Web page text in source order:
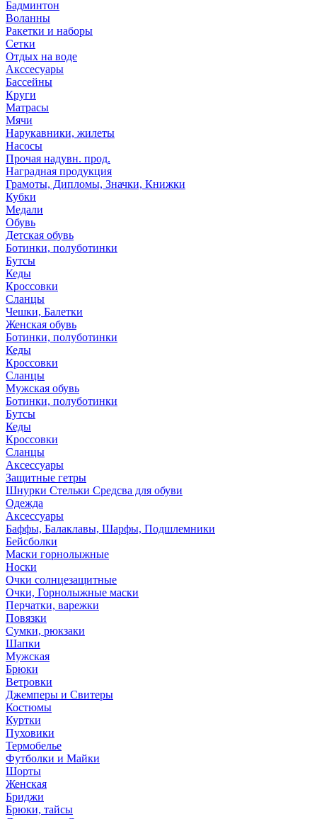
Бадминтон
Воланны
Ракетки и наборы
Сетки
Отдых на воде
Акссесуары
Бассейны
Круги
Матрасы
Мячи
Нарукавники, жилеты
Насосы
Прочая надувн. прод.
Наградная продукция
Грамоты, Дипломы, Значки, Книжки
Кубки
Медали
Обувь
Детская обувь
Ботинки, полуботинки
Бутсы
Кеды
Кроссовки
Сланцы
Чешки, Балетки
Женская обувь
Ботинки, полуботинки
Кеды
Кроссовки
Сланцы
Мужская обувь
Ботинки, полуботинки
Бутсы
Кеды
Кроссовки
Сланцы
Аксессуары
Защитные гетры
Шнурки Стельки Средсва для обуви
Одежда
Аксессуары
Баффы, Балаклавы, Шарфы, Подшлемники
Бейсболки
Маски горнолыжные
Носки
Очки солнцезащитные
Очки, Горнолыжные маски
Перчатки, варежки
Повязки
Сумки, рюкзаки
Шапки
Мужская
Брюки
Ветровки
Джемперы и Свитеры
Костюмы
Куртки
Пуховики
Термобелье
Футболки и Майки
Шорты
Женская
Бриджи
Брюки, тайсы